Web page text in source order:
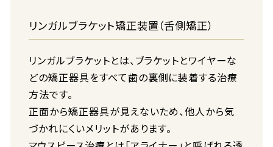
リンガルブラケット矯正装置（舌側矯正）
リンガルブラケットとは、ブラケットとワイヤーな
どの矯正器具をすべて歯の裏側に装着する治療
方法です。
正面から矯正器具が見えないため、他人から気
づかれにくいメリットがあります。